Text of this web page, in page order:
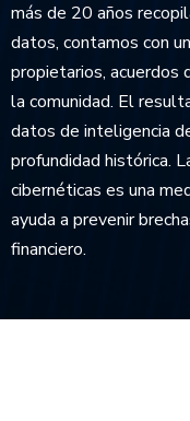
más de 20 años
datos, contamos con
propietarios, acuerdos
la comunidad. El
datos de inteligencia
profundidad histórica.
cibernéticas es una
ayuda a prevenir
financiero.